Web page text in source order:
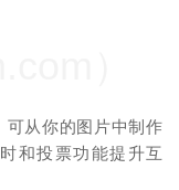
可从你的图片中制作
和投票功能提升互
）